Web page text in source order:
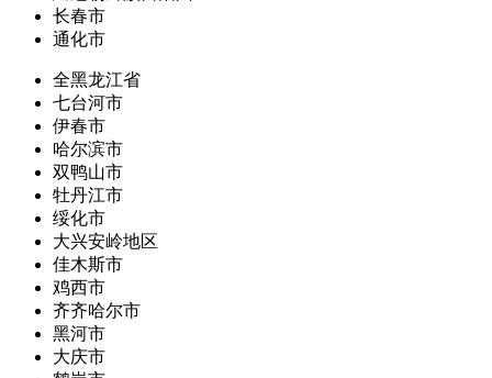
长春市
通化市
全黑龙江省
七台河市
伊春市
哈尔滨市
双鸭山市
牡丹江市
绥化市
大兴安岭地区
佳木斯市
鸡西市
齐齐哈尔市
黑河市
大庆市